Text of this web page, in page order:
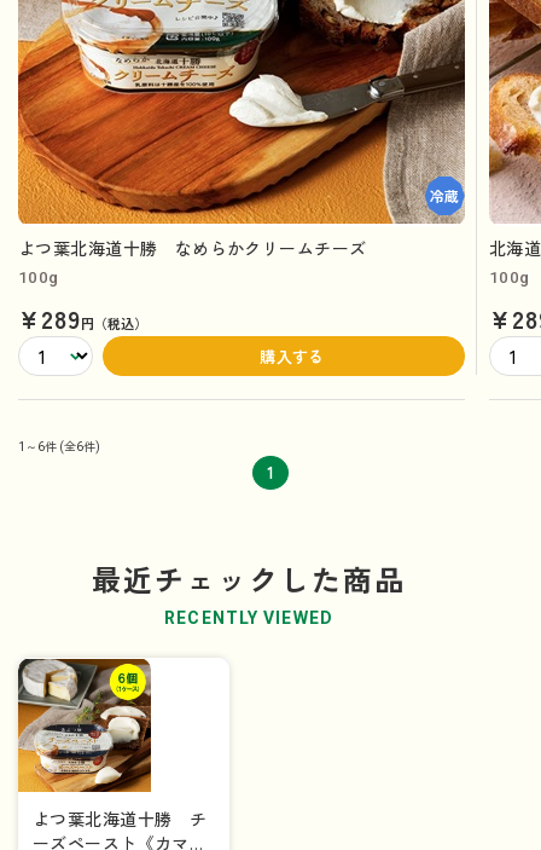
よつ葉北海道十勝 なめらかクリームチーズ
100g
¥289円（税込）
購入する
北海
100g
1～6件 (全6件)
1
最近チェックした商品
RECENTLY VIEWED
よつ葉北海道十勝 チ
ーズペースト《カマン